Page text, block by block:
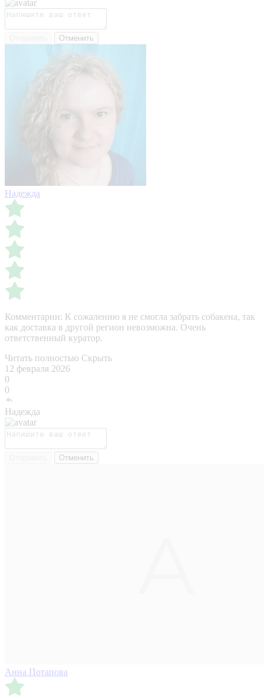
Отменить
Надежда
Комментарии: К сожалению я не смогла забрать собакена, так
как доставка в другой регион невозможна. Очень
ответственный куратор.
Читать полностью Скрыть
12 февраля 2026
0
0
Надежда
Отменить
Анна Потапова